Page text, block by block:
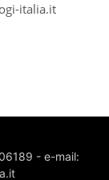
italia.it
- e-mail: